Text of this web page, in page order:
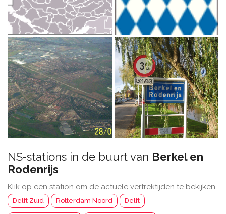
NS-stations in de buurt van Berkel en
Rodenrijs
Klik op een station om de actuele vertrektijden te bekijken.
Delft Zuid Rotterdam Noord Delft